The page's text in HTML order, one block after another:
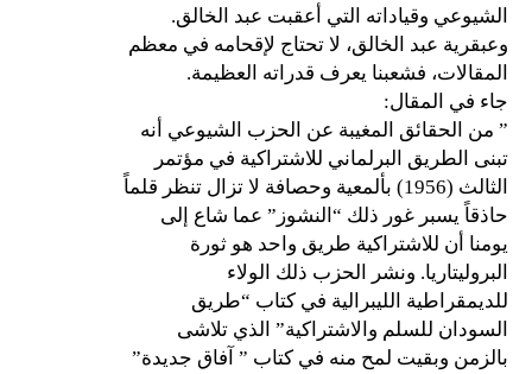
الشيوعي وقياداته التي أعقبت عبد الخالق.
وعبقرية عبد الخالق، لا تحتاج لإقحامه في معظم
المقالات، فشعبنا يعرف قدراته العظيمة.
جاء في المقال:
” من الحقائق المغيبة عن الحزب الشيوعي أنه
تبنى الطريق البرلماني للاشتراكية في مؤتمر
الثالث (1956) بألمعية وحصافة لا تزال تنظر قلماً
حاذقاً يسبر غور ذلك “النشوز” عما شاع إلى
يومنا أن للاشتراكية طريق واحد هو ثورة
البروليتاريا. ونشر الحزب ذلك الولاء
للديمقراطية الليبرالية في كتاب “طريق
السودان للسلم والاشتراكية” الذي تلاشى
بالزمن وبقيت لمح منه في كتاب ” آفاق جديدة”